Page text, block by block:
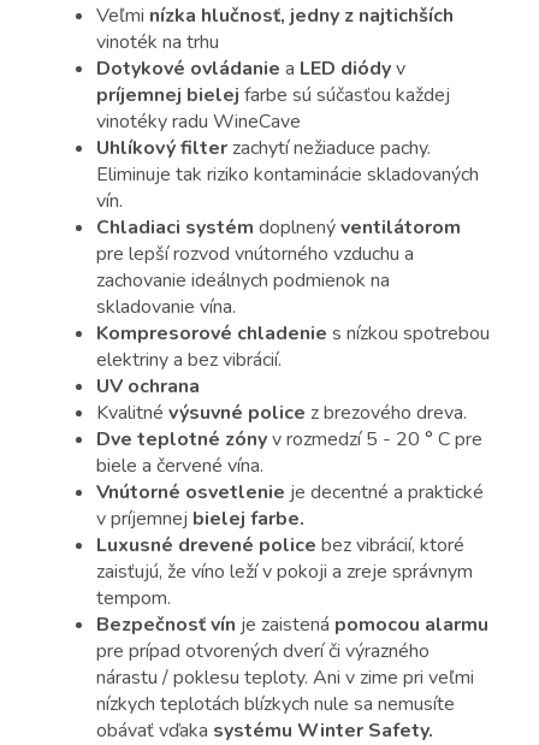
Veľmi nízka hlučnosť, jedny z najtichších
vinoték na trhu
Dotykové ovládanie a LED diódyv
príjemnej bielej farbe sú súčasťou každej
vinotéky radu WineCave
Uhlíkový filter zachytí nežiaduce pachy.
Eliminuje tak riziko kontaminácie skladovaných
vín.
Chladiaci systém doplnenýventilátorom
pre lepší rozvod vnútorného vzduchu a
zachovanie ideálnych podmienok na
skladovanie vína.
Kompresorové chladenie s nízkou spotrebou
elektriny a bez vibrácií.
UV ochrana
Kvalitné výsuvné police z brezového dreva.
Dve teplotné zónyv rozmedzí 5 - 20 ° C pre
biele a červené vína.
Vnútorné osvetlenie je decentné a praktické
v príjemnej bielej farbe.
Luxusné drevené police bez vibrácií, ktoré
zaisťujú, že víno leží v pokoji a zreje správnym
tempom.
Bezpečnosť vín je zaistená pomocou alarmu
pre prípad otvorených dverí či výrazného
nárastu / poklesu teploty. Ani v zime pri veľmi
nízkych teplotách blízkych nule sa nemusíte
obávať vďaka systému Winter Safety.